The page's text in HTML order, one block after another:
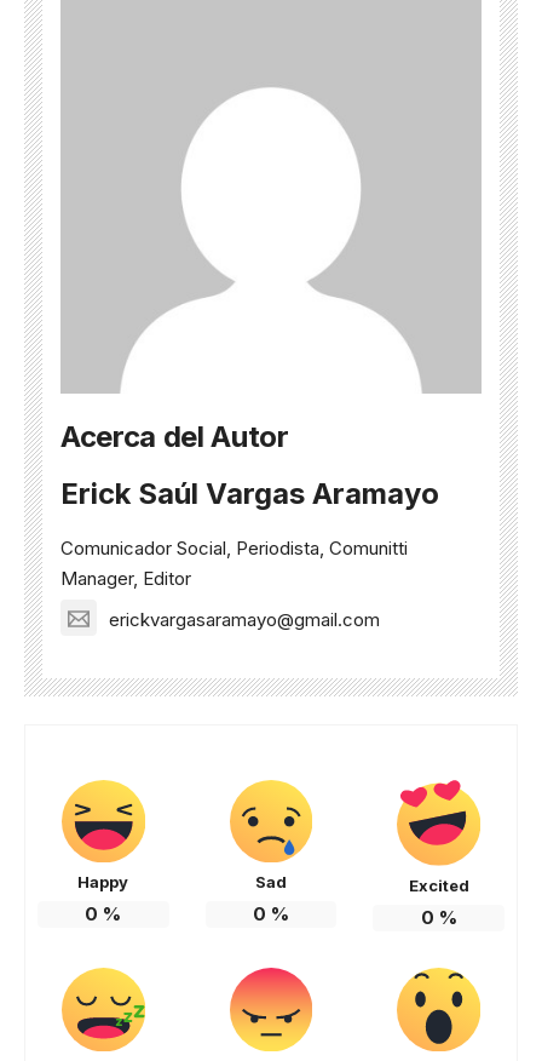
Acerca del Autor
Erick Saúl Vargas Aramayo
Comunicador Social, Periodista, Comunitti
Manager, Editor
erickvargasaramayo@gmail.com
Happy
0 %
Sad
0 %
Excited
0 %